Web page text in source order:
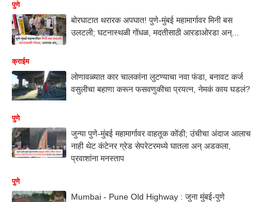
पुणे
बोरघाटात थरारक अपघात! पुणे-मुंबई महामार्गावर मिनी बस
उलटली; घटनास्थळी गोंधळ, मदतीसाठी आरडाओरडा अन्...
क्राईम
लोणावळ्यात कार चालकांना लुटण्याचा नवा फंडा, बनावट कर्ज
वसुलीचा बहाणा करून फसवणुकीचा प्रयत्न, नेमकं काय घडलं?
पुणे
जुन्या पुणे-मुंबई महामार्गावर वाहतूक कोंडी; उंचीचा अंदाज आलाच
नाही थेट कंटेनर ग्रेड सेपरेटरमध्ये घातला अन् अडकला,
प्रवाशांना मनस्ताप
पुणे
Mumbai - Pune Old Highway : जुना मुंबई-पुणे